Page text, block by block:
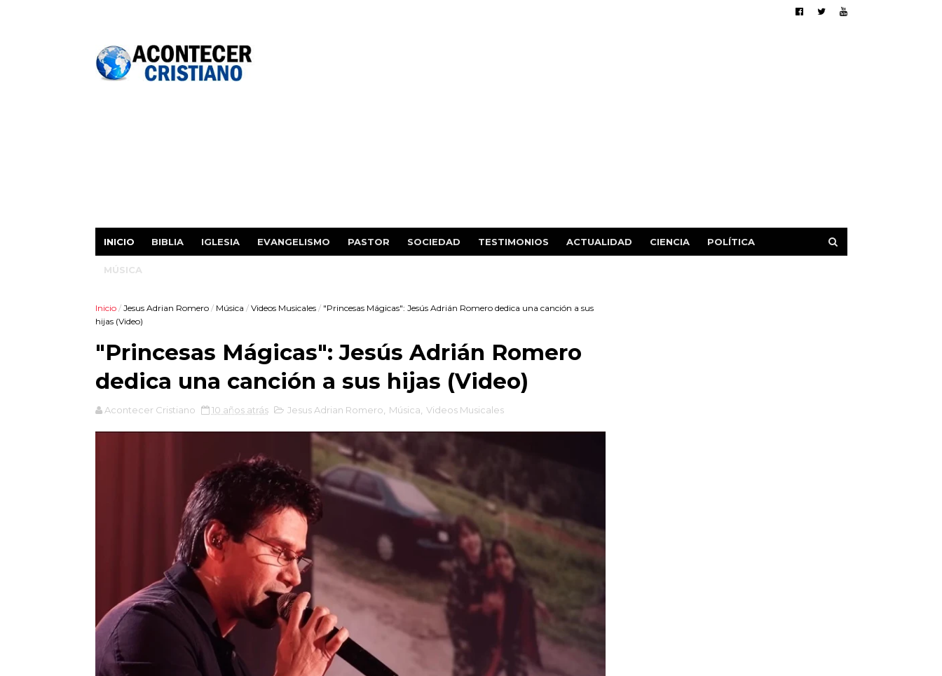
INICIO BIBLIA IGLESIA EVANGELISMO PASTOR SOCIEDAD TESTIMONIOS ACTUALIDAD CIENCIA POLÍTICA
MÚSICA
Inicio / Jesus Adrian Romero / Música / Videos Musicales / "Princesas Mágicas": Jesús Adrián Romero dedica una canción a sus
hijas (Video)
"Princesas Mágicas": Jesús Adrián Romero
dedica una canción a sus hijas (Video)
Acontecer Cristiano 10 años atrás Jesus Adrian Romero Música Videos Musicales